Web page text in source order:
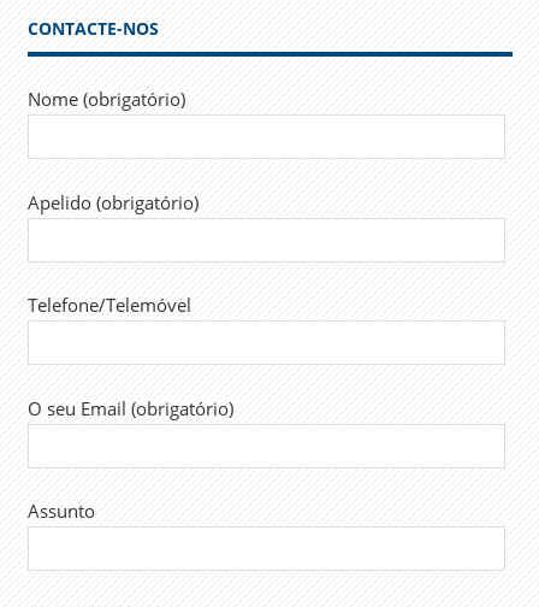
CONTACTE-NOS
Nome (obrigatório)
Apelido (obrigatório)
Telefone/Telemóvel
O seu Email (obrigatório)
Assunto